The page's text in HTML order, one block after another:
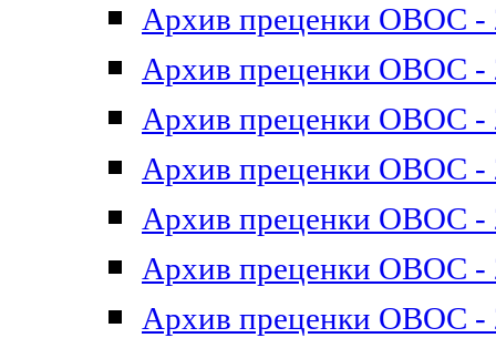
Архив преценки ОВОС -
Архив преценки ОВОС -
Архив преценки ОВОС -
Архив преценки ОВОС -
Архив преценки ОВОС -
Архив преценки ОВОС -
Архив преценки ОВОС -